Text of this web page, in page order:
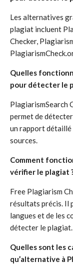
Les alternatives
plagiat incluent
Checker,
Quelles
pour détecter le
PlagiarismSearch
permet de
un rapport détaillé
sources.
Comment
vérifier le plagiat
Free Plagiarism
résultats précis. Il
langues et de les
détecter le plagiat.
Quelles sont les
qu’alternative à